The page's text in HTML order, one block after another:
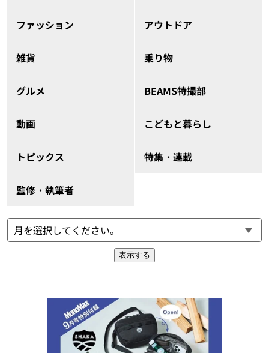
ファッション アウトドア
雑貨 乗り物
グルメ BEAMS特撮部
動画 こどもと暮らし
トピックス 特集・連載
監修・執筆者
表示する